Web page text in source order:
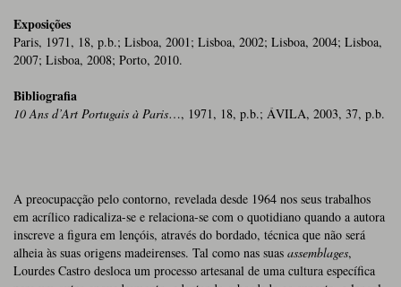
Exposições
Paris, 1971, 18, p.b.; Lisboa, 2001; Lisboa, 2002; Lisboa, 2004; Lisboa,
2007; Lisboa, 2008; Porto, 2010.
Bibliografia
10 Ans d’Art Portugais à Paris…, 1971, 18, p.b.; ÁVILA, 2003, 37, p.b.
A preocupacção pelo contorno, revelada desde 1964 nos seus trabalhos
em acrílico radicaliza-se e relaciona-se com o quotidiano quando a autora
inscreve a figura em lençóis, através do bordado, técnica que não será
alheia às suas origens madeirenses. Tal como nas suas assemblages,
Lourdes Castro desloca um processo artesanal de uma cultura específica